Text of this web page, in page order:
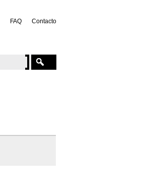
FAQ Contacto